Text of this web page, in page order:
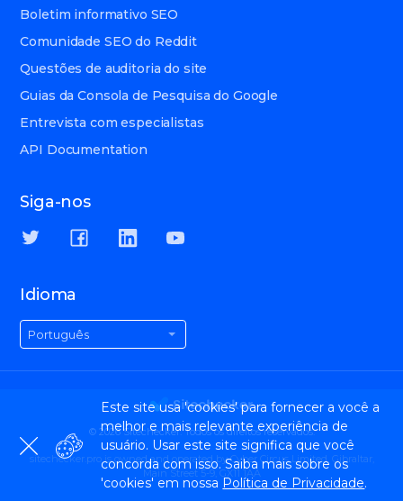
Boletim informativo SEO
Comunidade SEO do Reddit
Questões de auditoria do site
Guias da Consola de Pesquisa do Google
Entrevista com especialistas
API Documentation
Siga-nos
Idioma
Português
© 2026 Sitechecker. Todos os direitos reservados.
sitechecker.pro is owned and operated by Cyber Circus Limited, Gibraltar,
Main Street 5-9, GX11 1AA
Este site usa 'cookies' para fornecer a você a
melhor e mais relevante experiência de
usuário. Usar este site significa que você
concorda com isso. Saiba mais sobre os
'cookies' em nossa Política de Privacidade.